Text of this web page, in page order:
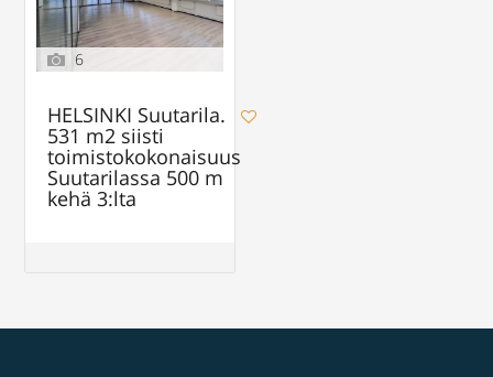
6
HELSINKI Suutarila.
531 m2 siisti
toimistokokonaisuus
Suutarilassa 500 m
kehä 3:lta